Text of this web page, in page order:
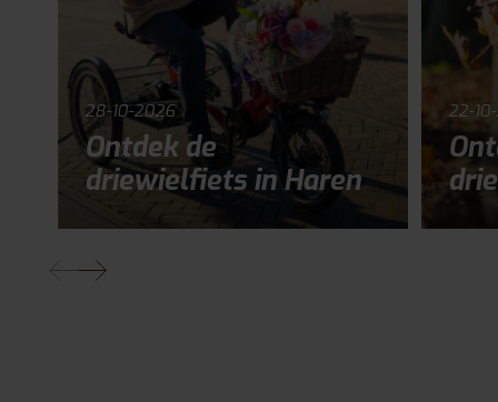
28-10-2026
Ontdek de
driewielfiets in Haren
22-